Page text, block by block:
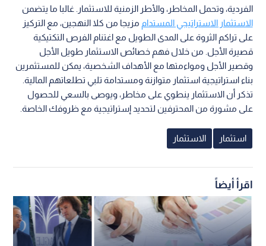
الفردية، وتحمل المخاطر، والأطر الزمنية للاستثمار. غالبا ما يتضمن
الاستثمار الاستراتيجي المستدام مزيجا من كلا النهجين، مع التركيز
على تراكم الثروة على المدى الطويل مع اغتنام الفرص التكتيكية
قصيرة الأجل. من خلال فهم خصائص الاستثمار طويل الأجل
وقصير الأجل ومواءمتها مع الأهداف الشخصية، يمكن للمستثمرين
بناء استراتيجية استثمار متوازنة ومستدامة تلبي تطلعاتهم المالية.
تذكر أن الاستثمار ينطوي على مخاطر، ويوصى بالسعي للحصول
على مشورة من المحترفين لتحديد إستراتيجية مع ظروفك الخاصة.
استثمار الاستثمار
اقرأ أيضاً